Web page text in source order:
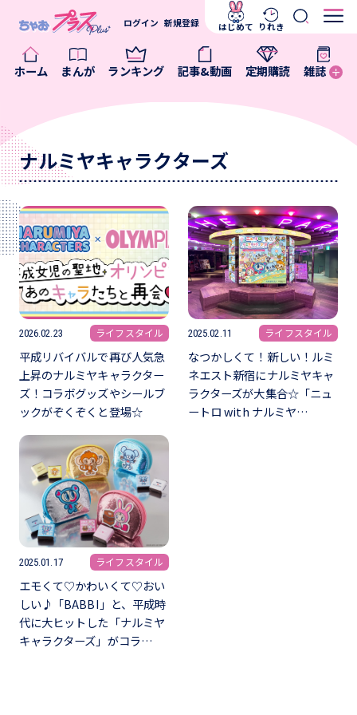
ホーム まんが ランキング 記事&動画 定期購読 雑誌
ログイン 新規登録 はじめて りれき
ナルミヤキャラクターズ
2026.02.23 ライフスタイル
平成リバイバルで再び人気急
上昇のナルミヤキャラクター
ズ！コラボグッズやシールブ
ックがぞくぞくと登場☆
2025.02.11 ライフスタイル
なつかしくて！新しい！ルミ
ネエスト新宿にナルミヤキャ
ラクターズが大集合☆「ニュ
ートロ with ナルミヤ…
2025.01.17 ライフスタイル
エモくて♡かわいくて♡おい
しい♪「BABBI」と、平成時
代に大ヒットした「ナルミヤ
キャラクターズ」がコラ…